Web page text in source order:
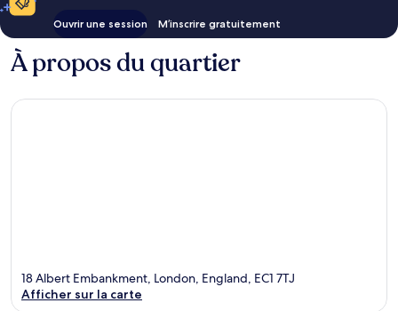
Ouvrir une session M’inscrire gratuitement
À propos du quartier
18 Albert Embankment, London, England, EC1 7TJ
Afficher sur la carte